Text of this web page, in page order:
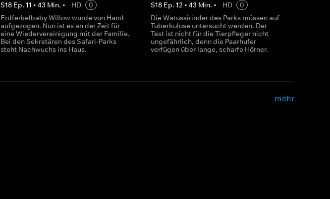
S18 Ep. 11 • 43 Min. • HD
0
Erdferkelbaby Willow wurde von Hand
aufgezogen. Nun ist es an der Zeit für
eine Wiedervereinigung mit der Familie.
Bei den Sekretären des Safari-Parks
steht Nachwuchs ins Haus.
S18 Ep. 12 • 43 Min. • HD
0
Die Watussirinder des Parks müssen auf
Tuberkulose untersucht werden. Der
Test ist nicht für die Tierpfleger nicht
ungefährlich, denn die Paarhufer
verfügen über lange, scharfe Hörner.
mehr